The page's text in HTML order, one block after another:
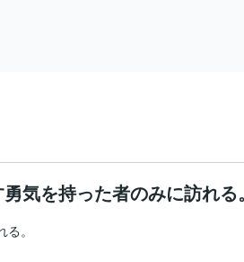
気を持った者のみに訪れる
。